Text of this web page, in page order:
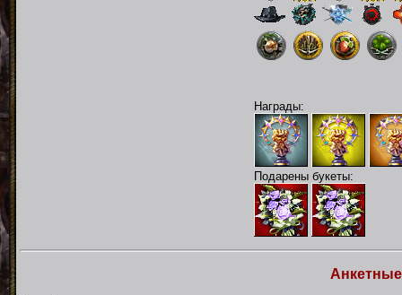
Награды:
Подарены букеты: